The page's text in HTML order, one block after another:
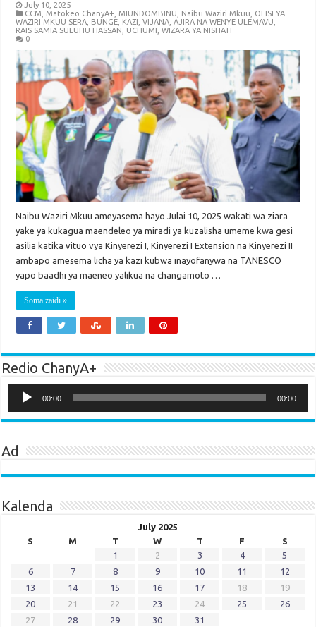
July 10, 2025
CCM
Matokeo ChanyA+ MIUNDOMBINU Naibu Waziri Mkuu
OFISI YA
WAZIRI MKUU SERA, BUNGE, KAZI, VIJANA, AJIRA NA WENYE ULEMAVU
RAIS SAMIA SULUHU HASSAN
UCHUMI ,WIZARA YA NISHATI
0
Naibu Waziri Mkuu ameyasema hayo Julai 10, 2025 wakati wa ziara
yake ya kukagua maendeleo ya miradi ya kuzalisha umeme kwa gesi
asilia katika vituo vya Kinyerezi I, Kinyerezi I Extension na Kinyerezi II
ambapo amesema licha ya kazi kubwa inayofanywa na TANESCO
yapo baadhi ya maeneo yalikua na changamoto …
Soma zaidi »
Redio ChanyA+
Player
00:00 00:00
Ad
Kalenda
July 2025
S
M T W T F
S
1
2 3 4
5
6
7 8 9 10 11
12
13
14 15 16 17 18
19
20
21 22 23 24 25
26
27
28 29 30
31